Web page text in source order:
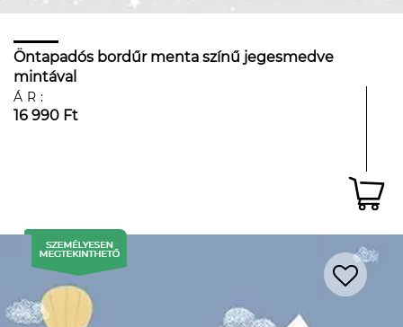
Öntapadós bordűr menta színű jegesmedve
mintával
ÁR:
16 990 Ft